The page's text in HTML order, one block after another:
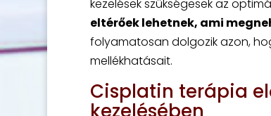
kezelések szükségesek az
eltérőek lehetnek, ami
folyamatosan dolgozik azon,
mellékhatásait.
Cisplatin terápia